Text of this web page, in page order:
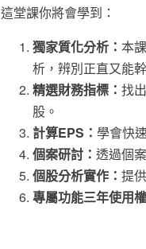
這堂課你將會學到：
獨家質化分析： 本
析，辨別正直又能
精選財務指標： 找
股。
計算EPS ： 學會快
個案研討： 透過個
個股分析實作： 提
專屬功能三年使用權